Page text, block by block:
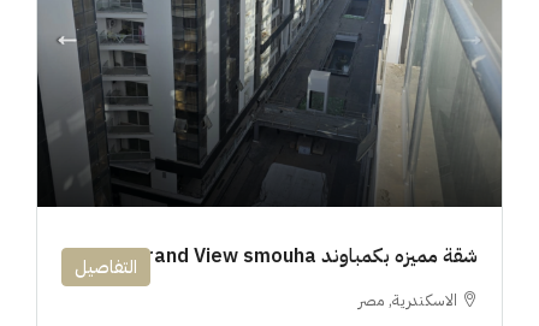
شقة مميزه بكمباوند 194m Grand View smouha
الاسكندرية, مصر
التفاصيل